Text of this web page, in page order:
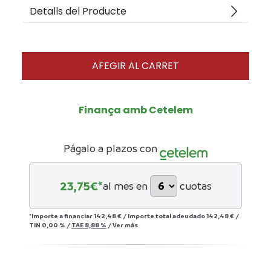
Detalls del Producte arrow_forward_ios
AFEGIR AL CARRET
Finança amb Cetelem
Págalo a plazos con
23,75€*al mes en cuotas
*Importe a financiar142,48 € / Importe total adeudado142,48 € /
TIN 0,00 % / TAE 8,88 % /Ver más